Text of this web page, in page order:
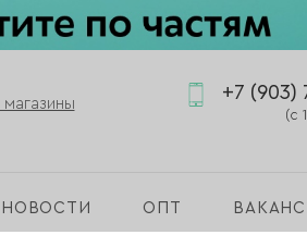
+7 (903)
(с
НОВОСТИ ОПТ